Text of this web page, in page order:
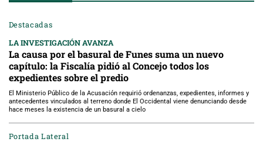
Destacadas
LA INVESTIGACIÓN AVANZA
La causa por el basural de Funes suma un nuevo
capítulo: la Fiscalía pidió al Concejo todos los
expedientes sobre el predio
El Ministerio Público de la Acusación requirió ordenanzas, expedientes, informes y
antecedentes vinculados al terreno donde El Occidental viene denunciando desde
hace meses la existencia de un basural a cielo
Portada Lateral